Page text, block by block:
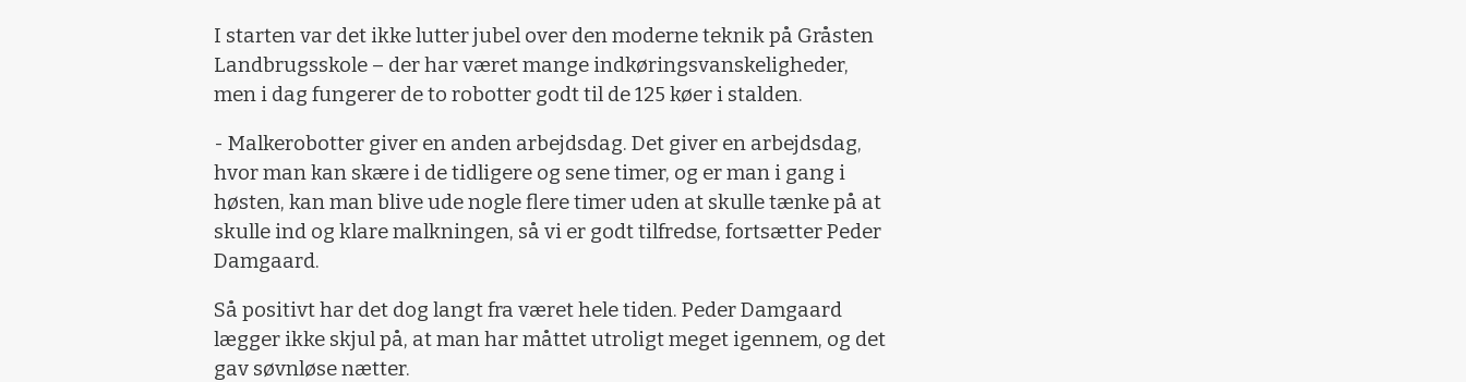
I starten var det ikke lutter jubel over den moderne teknik på Gråsten
Landbrugsskole – der har været mange indkøringsvanskeligheder,
men i dag fungerer de to robotter godt til de 125 køer i stalden.
- Malkerobotter giver en anden arbejdsdag. Det giver en arbejdsdag,
hvor man kan skære i de tidligere og sene timer, og er man i gang i
høsten, kan man blive ude nogle flere timer uden at skulle tænke på at
skulle ind og klare malkningen, så vi er godt tilfredse, fortsætter Peder
Damgaard.
Så positivt har det dog langt fra været hele tiden. Peder Damgaard
lægger ikke skjul på, at man har måttet utroligt meget igennem, og det
gav søvnløse nætter.